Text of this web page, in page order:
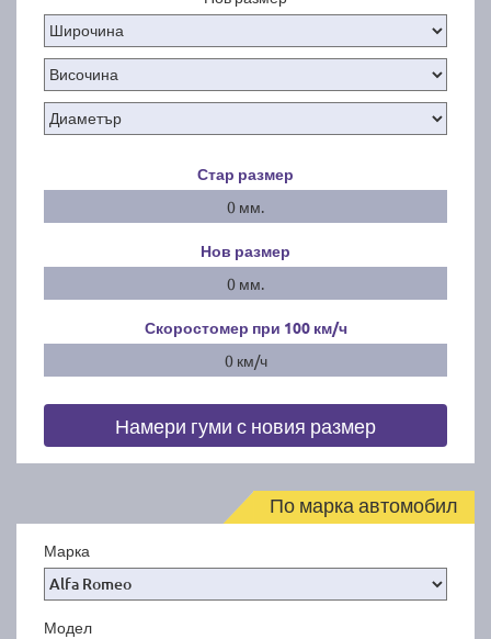
Стар размер
0 мм.
Нов размер
0 мм.
Скоростомер при 100 км/ч
0 км/ч
Намери гуми с новия размер
По марка автомобил
Марка
Модел